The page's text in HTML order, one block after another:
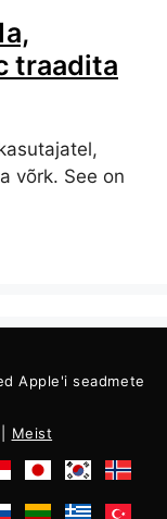
traadita
võrk. See on
Apple'i seadmete
Meist